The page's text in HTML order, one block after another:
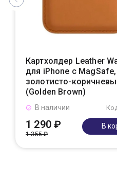
Картхолдер Leather
для iPhone с MagSafe,
золотисто-
(Golden Brown)
В наличии
1 290 ₽
1 355 ₽
В